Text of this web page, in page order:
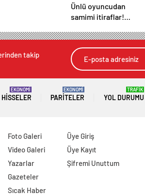
Ünlü oyuncudan
samimi itiraflar!
olsaydım diye çok
düşündüm”
takip
HISSELER
EKONOMİ
PARITELER
EKONOMİ
YOL DURUMU
TRAFİK
Foto Galeri
Video Galeri
Yazarlar
Gazeteler
Sıcak Haber
Üye Giriş
Üye Kayıt
Şifremi Unuttum